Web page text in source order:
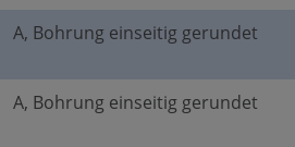
A, Bohrung einseitig gerundet
A, Bohrung einseitig gerundet